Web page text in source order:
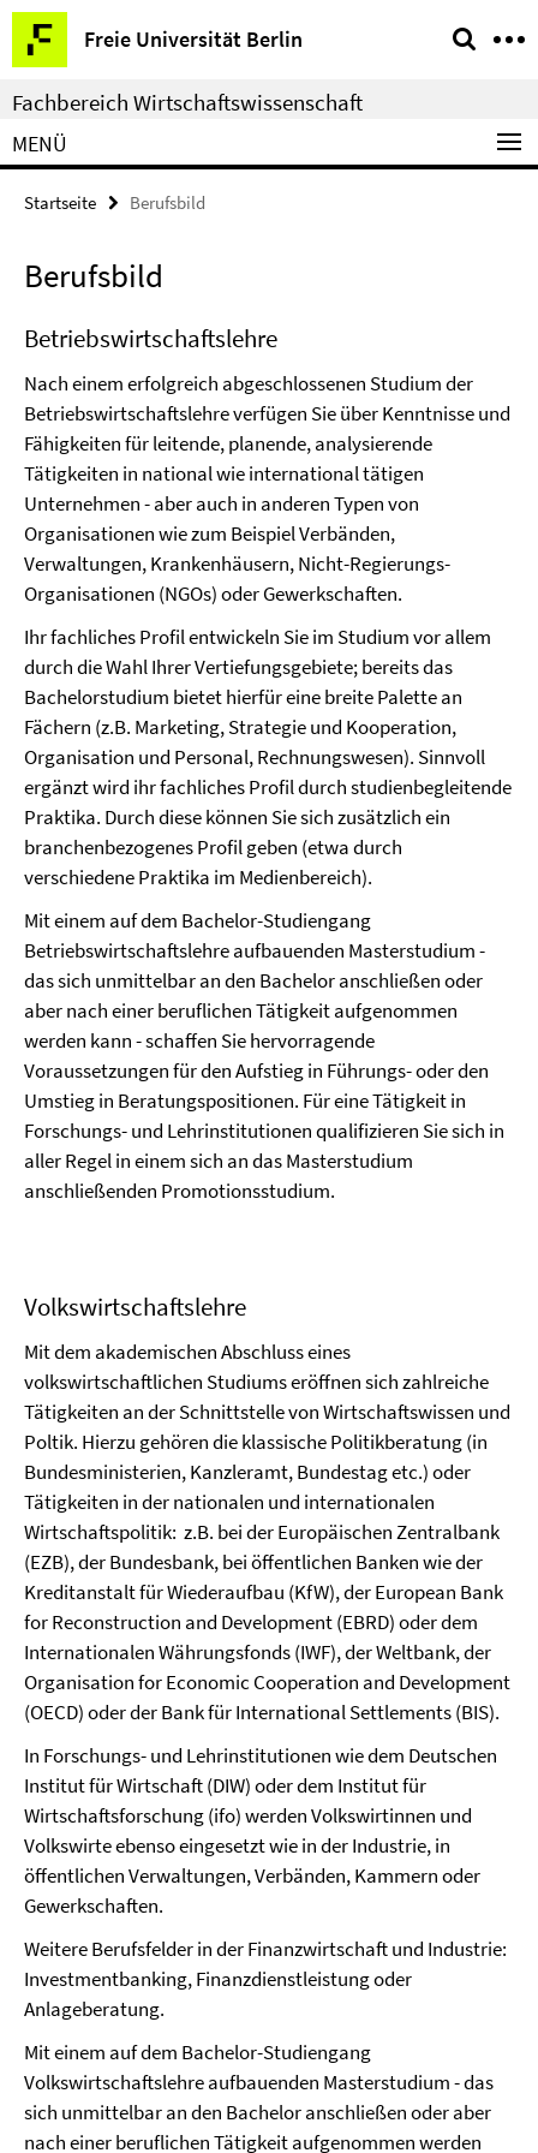
Springe
direkt
zu
Inhalt
Freie Universität Berlin
Service-
Navigation
Fachbereich Wirtschaftswissenschaft
MENÜ
Startseite Berufsbild
Berufsbild
Betriebswirtschaftslehre
Nach einem erfolgreich abgeschlossenen Studium der
Betriebswirtschaftslehre verfügen Sie über Kenntnisse und
Fähigkeiten für leitende, planende, analysierende
Tätigkeiten in national wie international tätigen
Unternehmen - aber auch in anderen Typen von
Organisationen wie zum Beispiel Verbänden,
Verwaltungen, Krankenhäusern, Nicht-Regierungs-
Organisationen (NGOs) oder Gewerkschaften.
Ihr fachliches Profil entwickeln Sie im Studium vor allem
durch die Wahl Ihrer Vertiefungsgebiete; bereits das
Bachelorstudium bietet hierfür eine breite Palette an
Fächern (z.B. Marketing, Strategie und Kooperation,
Organisation und Personal, Rechnungswesen). Sinnvoll
ergänzt wird ihr fachliches Profil durch studienbegleitende
Praktika. Durch diese können Sie sich zusätzlich ein
branchenbezogenes Profil geben (etwa durch
verschiedene Praktika im Medienbereich).
Mit einem auf dem Bachelor-Studiengang
Betriebswirtschaftslehre aufbauenden Masterstudium -
das sich unmittelbar an den Bachelor anschließen oder
aber nach einer beruflichen Tätigkeit aufgenommen
werden kann - schaffen Sie hervorragende
Voraussetzungen für den Aufstieg in Führungs- oder den
Umstieg in Beratungspositionen. Für eine Tätigkeit in
Forschungs- und Lehrinstitutionen qualifizieren Sie sich in
aller Regel in einem sich an das Masterstudium
anschließenden Promotionsstudium.
Volkswirtschaftslehre
Mit dem akademischen Abschluss eines
volkswirtschaftlichen Studiums eröffnen sich zahlreiche
Tätigkeiten an der Schnittstelle von Wirtschaftswissen und
Poltik. Hierzu gehören die klassische Politikberatung (in
Bundesministerien, Kanzleramt, Bundestag etc.) oder
Tätigkeiten in der nationalen und internationalen
Wirtschaftspolitik: z.B. bei der Europäischen Zentralbank
(EZB), der Bundesbank, bei öffentlichen Banken wie der
Kreditanstalt für Wiederaufbau (KfW), der European Bank
for Reconstruction and Development (EBRD) oder dem
Internationalen Währungsfonds (IWF), der Weltbank, der
Organisation for Economic Cooperation and Development
(OECD) oder der Bank für International Settlements (BIS).
In Forschungs- und Lehrinstitutionen wie dem Deutschen
Institut für Wirtschaft (DIW) oder dem Institut für
Wirtschaftsforschung (ifo) werden Volkswirtinnen und
Volkswirte ebenso eingesetzt wie in der Industrie, in
öffentlichen Verwaltungen, Verbänden, Kammern oder
Gewerkschaften.
Weitere Berufsfelder in der Finanzwirtschaft und Industrie:
Investmentbanking, Finanzdienstleistung oder
Anlageberatung.
Mit einem auf dem Bachelor-Studiengang
Volkswirtschaftslehre aufbauenden Masterstudium - das
sich unmittelbar an den Bachelor anschließen oder aber
nach einer beruflichen Tätigkeit aufgenommen werden